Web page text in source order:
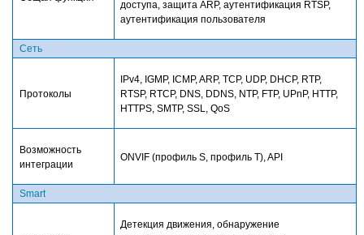
доступа, защита ARP, аутентификация RTSP,
аутентификация пользователя
Сеть
Протоколы
IPv4, IGMP, ICMP, ARP, TCP, UDP, DHCP, RTP,
RTSP, RTCP, DNS, DDNS, NTP, FTP, UPnP, HTTP,
HTTPS, SMTP, SSL, QoS
Возможность
интеграции
ONVIF (профиль S, профильT), API
Smart
Детекция движения, обнаружение